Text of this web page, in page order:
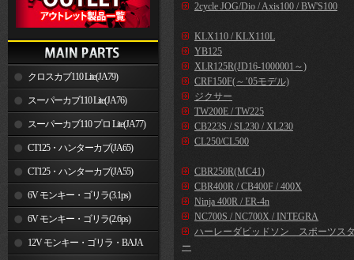
クロスカブ110 Lite(JA79)
スーパーカブ110 Lite(JA76)
スーパーカブ110 プロ Lite(JA77)
CT125・ハンターカブ(JA65)
CT125・ハンターカブ(JA55)
6V モンキー・ゴリラ(3.1ps)
6V モンキー・ゴリラ(2.6ps)
12V モンキー・ゴリラ・BAJA
2cycle JOG/Dio / Axis100 / BW'S100
KLX110 / KLX110L
YB125
XLR125R(JD16-1000001～)
CRF150F(～’05モデル)
ジクサー
TW200E / TW225
CB223S / SL230 / XL230
CL250/CL500
CBR250R(MC41)
CBR400R / CB400F / 400X
Ninja 400R / ER-4n
NC700S / NC700X / INTEGRA
ハーレーダビッドソン スポーツス
ー